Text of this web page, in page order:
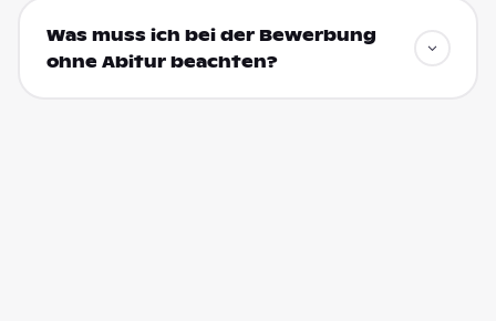
Was muss ich bei der Bewerbung
ohne Abitur beachten?